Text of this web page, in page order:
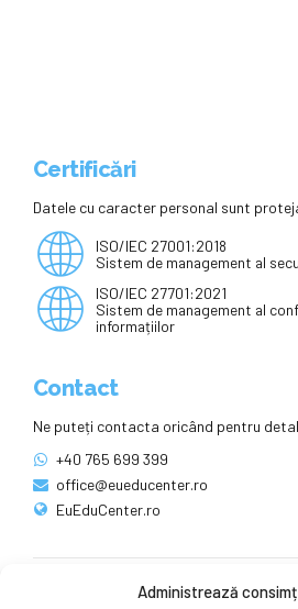
Administrează
Certificări
Datele cu caracter personal sunt
ISO/IEC 27001:2018
Sistem de management al
ISO/IEC 27701:2021
Sistem de management al
informațiilor
Contact
Ne puteți contacta oricând pentru
+40 765 699 399
office@eueducenter.ro
EuEduCenter.ro